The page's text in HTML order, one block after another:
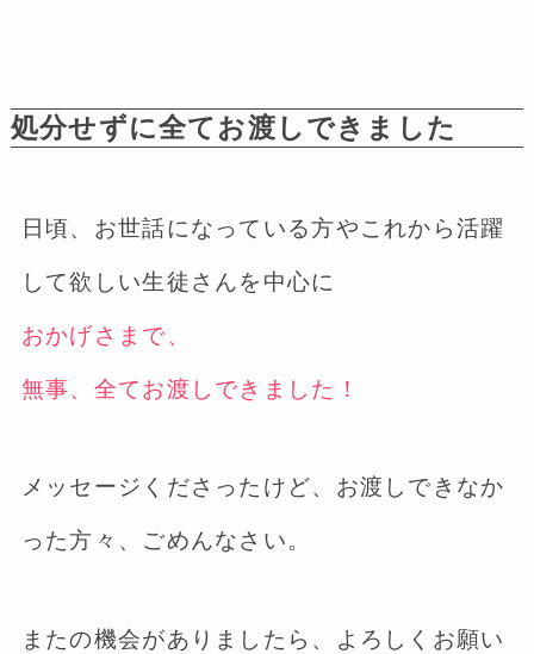
処分せずに全てお渡しできました
日頃、お世話になっている方やこれから活躍
して欲しい生徒さんを中心に
おかげさまで、
無事、全てお渡しできました！
メッセージくださったけど、お渡しできなか
った方々、ごめんなさい。
またの機会がありましたら、よろしくお願い